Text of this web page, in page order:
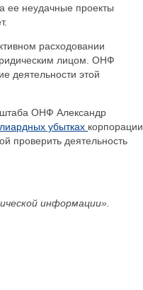
ее неудачные проекты
расходовании
лицом. ОНФ
деятельности этой
штаба ОНФ Александр
убытках корпорации
проверить деятельность
информации».